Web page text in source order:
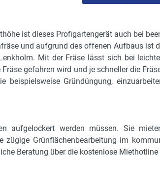
ist dieses Profigartengerät auch bei
und aufgrund des offenen Aufbaus ist
Mit der Fräse lässt sich bei
gefahren wird und je schneller die
Gründüngung,
aufgelockert werden müssen. Sie
zügige Grünflächenbearbeitung im
Beratung über die kostenlose Miethotline